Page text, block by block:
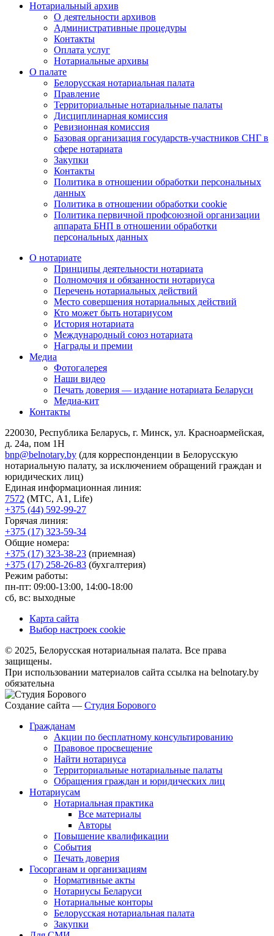
Нотариальный архив
О деятельности архивов
Административные процедуры
Контакты
Оплата услуг
Нотариальные архивы
О палате
Белорусская нотариальная палата
Правление
Территориальные нотариальные палаты
Дисциплинарная комиссия
Ревизионная комиссия
Базовая организация государств-участников СНГ в
сфере нотариата
Закупки
Контакты
Политика в отношении обработки персональных
данных
Политика в отношении обработки cookie
Политика первичной профсоюзной организации
аппарата БНП в отношении обработки
персональных данных
О нотариате
Принципы деятельности нотариата
Полномочия и обязанности нотариуса
Перечень нотариальных действий
Место совершения нотариальных действий
Кто может быть нотариусом
История нотариата
Международный союз нотариата
Награды и премии
Медиа
Фотогалерея
Наши видео
Печать доверия — издание нотариата Беларуси
Медиа-кит
Контакты
220030, Республика Беларусь, г. Минск, ул. Красноармейская,
д. 24а, пом 1Н
bnp@belnotary.by (для корреспонденции в Белорусскую
нотариальную палату, за исключением обращений граждан и
юридических лиц)
Единая информационная линия:
7572 (МТС, A1, Life)
+375 (44) 592-99-27
Горячая линия:
+375 (17) 323-59-34
Общие номера:
+375 (17) 323-38-23 (приемная)
+375 (17) 258-26-83 (бухгалтерия)
Режим работы:
пн-пт: 09:00-13:00, 14:00-18:00
сб, вс: выходные
Карта сайта
Выбор настроек cookie
© 2025, Белорусская нотариальная палата. Все права
защищены.
При использовании материалов сайта ссылка на belnotary.by
обязательна
Создание сайта — Студия Борового
Гражданам
Акции по бесплатному консультированию
Правовое просвещение
Найти нотариуса
Территориальные нотариальные палаты
Обращения граждан и юридических лиц
Нотариусам
Нотариальная практика
Все материалы
Авторы
Повышение квалификации
События
Печать доверия
Госорганам и организациям
Нормативные акты
Нотариусы Беларуси
Нотариальные конторы
Белорусская нотариальная палата
Закупки